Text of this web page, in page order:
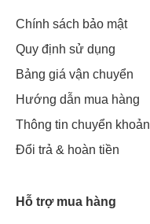
Chính sách bảo mật
Quy định sử dụng
Bảng giá vận chuyển
Hướng dẫn mua hàng
Thông tin chuyển khoản
Đổi trả & hoàn tiền
Hỗ trợ mua hàng